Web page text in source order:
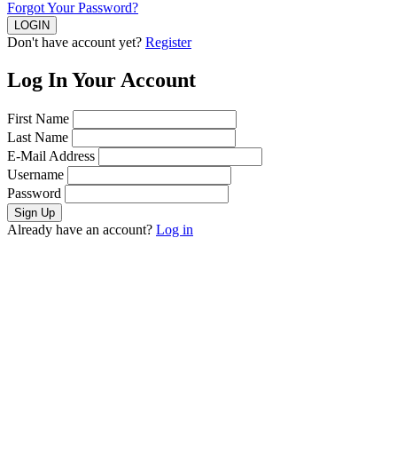
Forgot Your Password?
Don't have account yet? Register
Log In Your Account
First Name
Last Name
E-Mail Address
Username
Password
Already have an account? Log in